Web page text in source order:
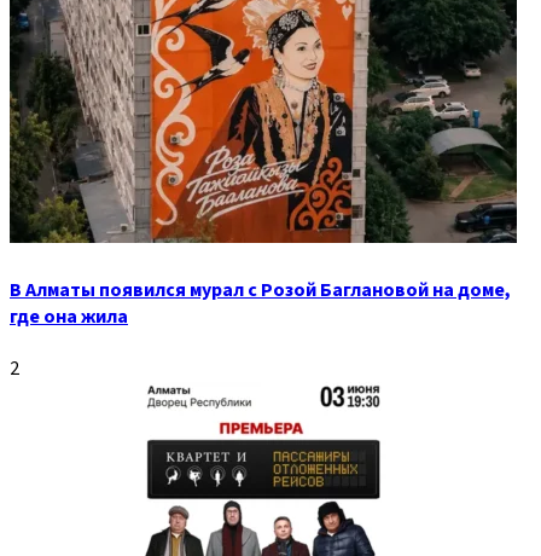
В Алматы появился мурал с Розой Баглановой на доме,
где она жила
2